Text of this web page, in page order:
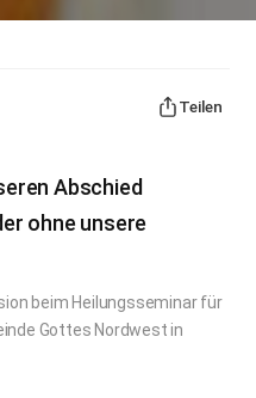
Teilen
Abschied
ohne unsere
beim Heilungsseminar für
Gottes Nordwest in